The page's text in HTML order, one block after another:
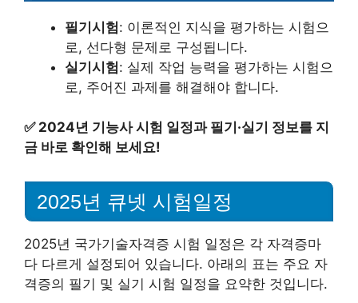
필기시험: 이론적인 지식을 평가하는 시험으
로, 선다형 문제로 구성됩니다.
실기시험: 실제 작업 능력을 평가하는 시험으
로, 주어진 과제를 해결해야 합니다.
✅ 2024년 기능사 시험 일정과 필기·실기 정보를 지
금 바로 확인해 보세요!
2025년 큐넷 시험일정
2025년 국가기술자격증 시험 일정은 각 자격증마
다 다르게 설정되어 있습니다. 아래의 표는 주요 자
격증의 필기 및 실기 시험 일정을 요약한 것입니다.